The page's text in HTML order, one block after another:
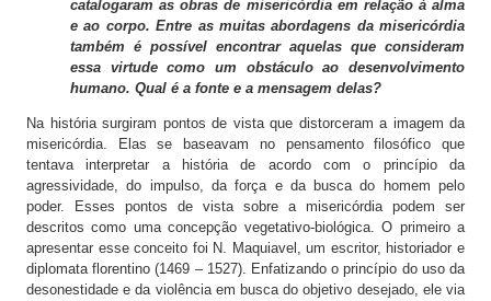
catalogaram as obras de misericórdia em relação à alma
e ao corpo. Entre as muitas abordagens da misericórdia
também é possível encontrar aquelas que consideram
essa virtude como um obstáculo ao desenvolvimento
humano. Qual é a fonte e a mensagem delas?
Na história surgiram pontos de vista que distorceram a imagem da
misericórdia. Elas se baseavam no pensamento filosófico que
tentava interpretar a história de acordo com o princípio da
agressividade, do impulso, da força e da busca do homem pelo
poder. Esses pontos de vista sobre a misericórdia podem ser
descritos como uma concepção vegetativo-biológica. O primeiro a
apresentar esse conceito foi N. Maquiavel, um escritor, historiador e
diplomata florentino (1469 – 1527). Enfatizando o princípio do uso da
desonestidade e da violência em busca do objetivo desejado, ele via